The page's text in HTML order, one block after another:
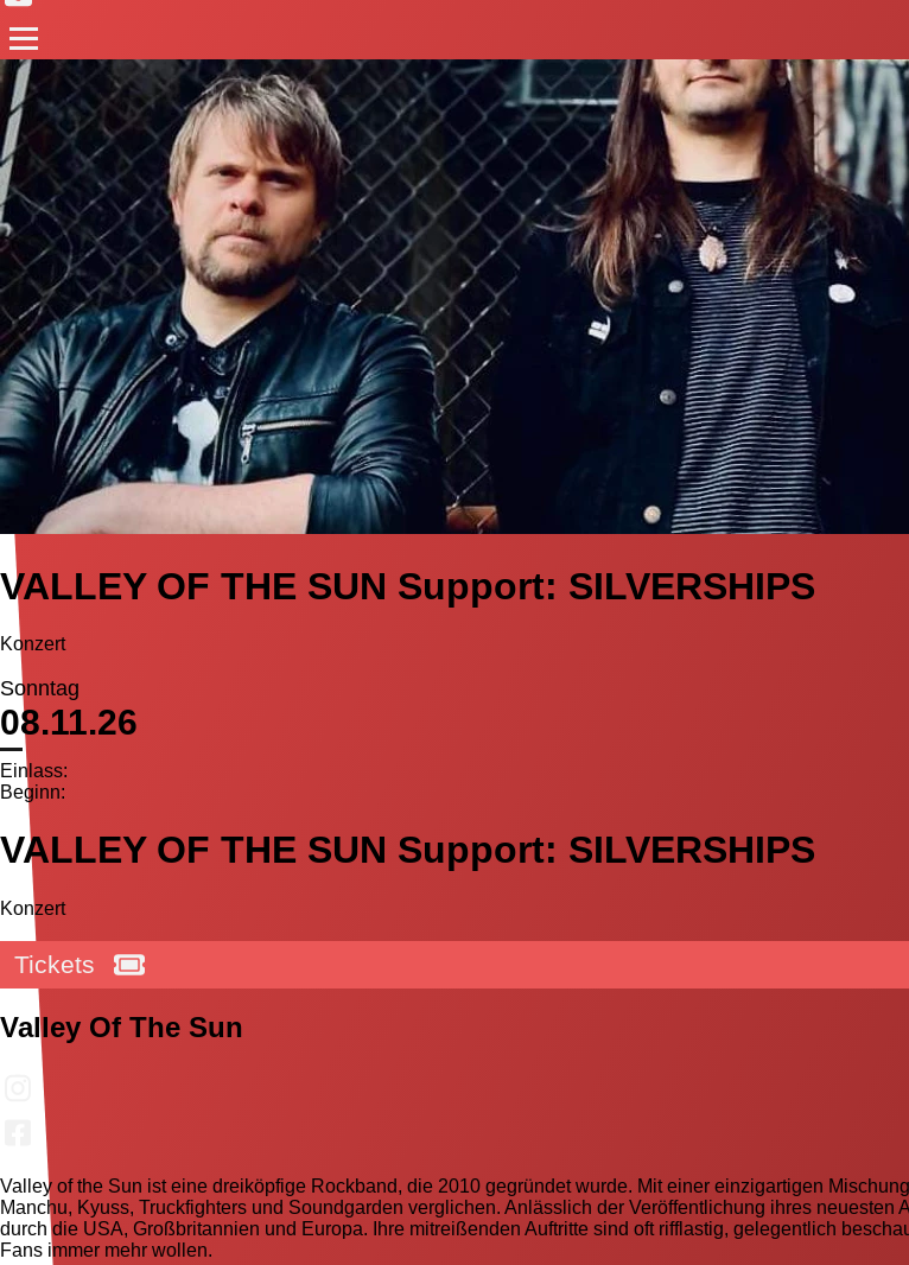
VALLEY OF THE SUN Support: SILVERSHIPS
Konzert
Sonntag
08.11.26
Einlass:
Beginn:
VALLEY OF THE SUN Support: SILVERSHIPS
Konzert
Tickets
Valley Of The Sun
Valley of the Sun ist eine dreiköpfige Rockband, die 2010 gegründet wurde. Mit einer einzigartigen
Manchu, Kyuss, Truckfighters und Soundgarden verglichen. Anlässlich der Veröffentlichung ihres
durch die USA, Großbritannien und Europa. Ihre mitreißenden Auftritte sind oft rifflastig, gelegentlich
Fans immer mehr wollen.